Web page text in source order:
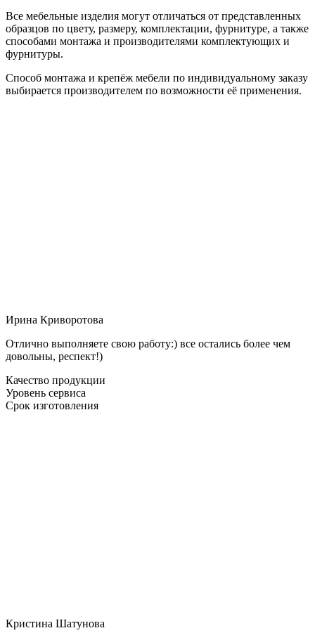
Все мебельные изделия могут отличаться от представленных
образцов по цвету, размеру, комплектации, фурнитуре, а также
способами монтажа и производителями комплектующих и
фурнитуры.
Способ монтажа и крепёж мебели по индивидуальному заказу
выбирается производителем по возможности её применения.
Ирина Криворотова
Отлично выполняете свою работу:) все остались более чем
довольны, респект!)
Качество продукции
Уровень сервиса
Срок изготовления
Кристина Шатунова